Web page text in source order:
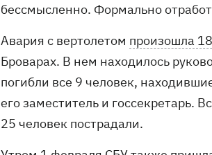
бессмысленно. Формально
Авария с вертолетом произошла
Броварах. В нем находилось
погибли все 9 человек,
его заместитель и госсекретарь.
25 человек пострадали.